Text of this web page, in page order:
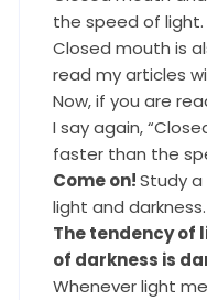
the speed of light.
Closed mouth is
read my articles
Now, if you are
I say again,
faster than the
Come on!Study
light and darkness.
The tendency of
of darkness is
Whenever light